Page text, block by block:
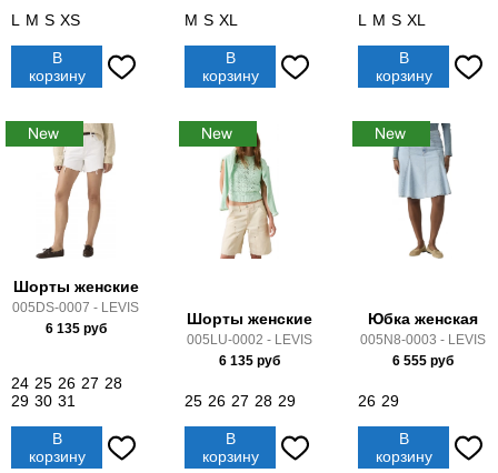
L M S XS
В
корзину
M S XL
В
корзину
L M S XL
В
корзину
Шорты женские
005DS-0007 - LEVIS
6 135руб
24 25 26 27 28
29 30 31
В
корзину
Шорты женские
005LU-0002 - LEVIS
6 135руб
25 26 27 28 29
В
корзину
Юбка женская
005N8-0003 - LEVIS
6 555руб
26 29
В
корзину